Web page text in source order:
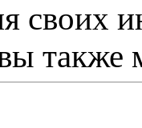
своих
также